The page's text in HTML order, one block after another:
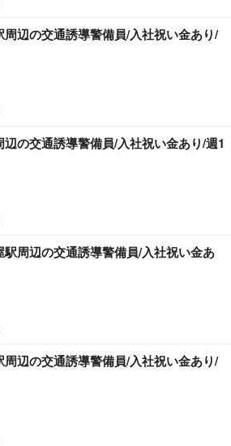
周辺の交通誘導警備員/入社祝い金あり/
辺の交通誘導警備員/入社祝い金あり/週1
駅周辺の交通誘導警備員/入社祝い金あ
周辺の交通誘導警備員/入社祝い金あり/